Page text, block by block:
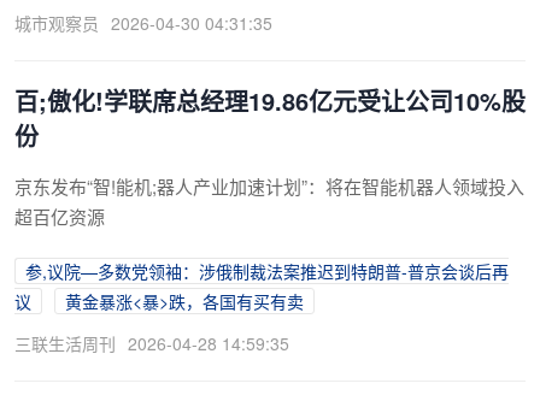
城市观察员 2026-04-30 04:31:35
百;傲化!学联席总经理19.86亿元受让公司10%股
份
京东发布“智!能机;器人产业加速计划”：将在智能机器人领域投入
超百亿资源
参,议院—多数党领袖：涉俄制裁法案推迟到特朗普-普京会谈后再
议
黄金暴涨<暴>跌，各国有买有卖
三联生活周刊 2026-04-28 14:59:35